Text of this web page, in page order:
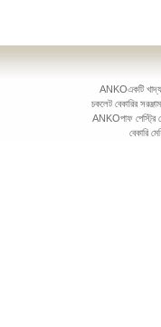
ANKOএকটি খাদ্য
চকলেট বেকারির
ANKOপাফ পেস্ট্রি
বেকারি